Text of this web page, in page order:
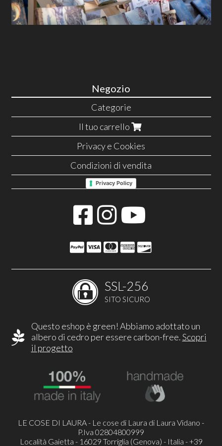
Negozio
Categorie
Il tuo carrello
Privacy e Cookies
Condizioni di vendita
Privacy Policy
SSL-256
SITO SICURO
Questo eshop è green! Abbiamo adottato un
albero di cedro per essere carbon-free.Scopri
il progetto
LE COSE DI LAURA - Le cose di Laura di Laura Vidano -
P.Iva 02804800999
Località Gaietta - 16029 Torriglia (Genova) - Italia - +39